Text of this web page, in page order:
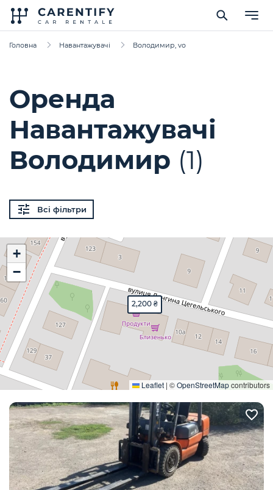
Головна Навантажувачі Володимир, vo
Оренда
Навантажувачі
Володимир (1)
Всі фільтри
2,200 ₴
+
−
Leaflet | ©OpenStreetMapcontributors
Розгорнути